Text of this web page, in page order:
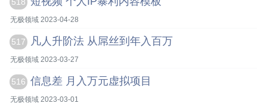
无极领域 2023-04-28
517 凡人升阶法 从屌丝到年入百万
无极领域 2023-03-27
516 信息差 月入万元虚拟项目
无极领域 2023-03-01